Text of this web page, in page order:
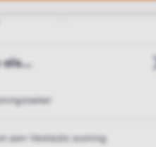
als...
een Vesteda woning